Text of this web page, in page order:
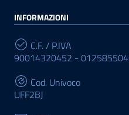
INFORMAZIONI
C.F. / P.IVA
90014320452 -
Cod. Univoco
UFF2BJ